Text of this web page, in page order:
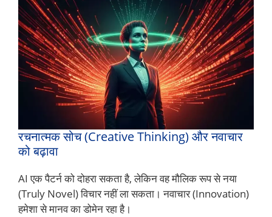
रचनात्मक सोच (Creative Thinking) और नवाचार
को बढ़ावा
AI एक पैटर्न को दोहरा सकता है, लेकिन वह मौलिक रूप से नया
(Truly Novel) विचार नहीं ला सकता। नवाचार (Innovation)
हमेशा से मानव का डोमेन रहा है।